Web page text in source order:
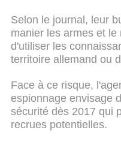
Selon le journal, leur
manier les armes et
d'utiliser les
territoire allemand ou
Face à ce risque,
espionnage envisage
sécurité dès 2017 qui
recrues potentielles.